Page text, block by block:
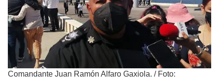
Comandante Juan Ramón Alfaro Gaxiola. / Foto: